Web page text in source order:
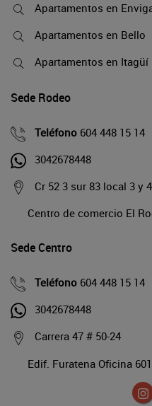
Apartamentos en
Apartamentos en Bello
Apartamentos en Itagüí
Sede Rodeo
Teléfono 604 448 15 14
3042678448
Cr 52 3 sur 83 local 3 y 4
Centro de comercio El
Sede Centro
Teléfono 604 448 15 14
3042678448
Carrera 47 # 50-24
Edif. Furatena Oficina 601